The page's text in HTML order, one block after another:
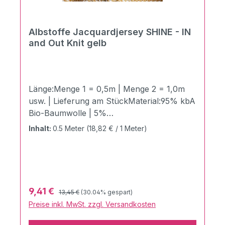
Albstoffe Jacquardjersey SHINE - IN
and Out Knit gelb
Länge:Menge 1 = 0,5m | Menge 2 = 1,0m
usw. | Lieferung am StückMaterial:95% kbA
Bio-Baumwolle | 5%
ElasthanZertifizierung:GOTS zertifiziert |
Ein echtes Highlight - Hautsympatisches
Singlejersey-Gestrick aus Bio-Baumwolle
mit Elasthan. Der Einsatzbereich ist
Inhalt: 0.5 Meter (18,82 € / 1 Meter)
Verkaufspreis:
9,41 € Regulärer Preis:
13,45 € (30.04% gespart)
Preise inkl. MwSt. zzgl. Versandkosten